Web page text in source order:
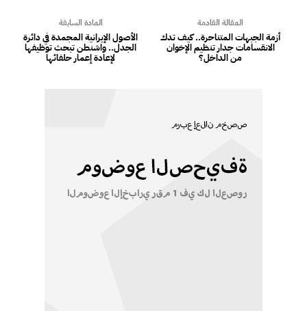
المادة السابقة
الأصول الإيرانية المجمدة في دائرة
الجدل.. واشنطن تبحث توظيفها
لإعادة إعمار حلفائها
المقالة القادمة
أزمة الجبهات المتناحرة.. كيف تدك
الانقسامات جدار تنظيم الإخوان
من الداخل؟